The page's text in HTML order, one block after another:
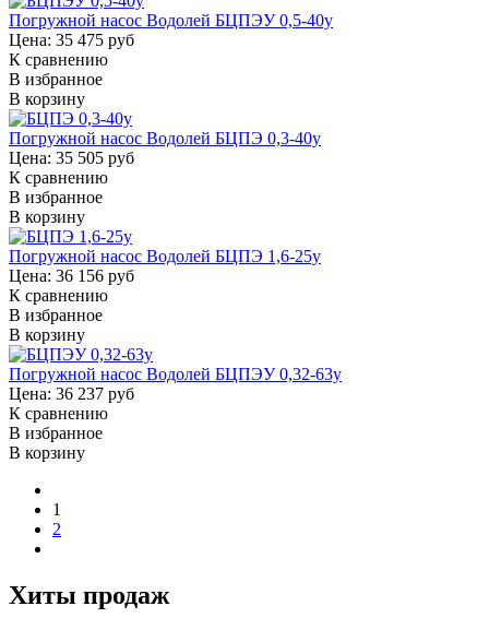
Погружной насос Водолей БЦПЭУ 0,5-40у
Цена: 35 475 руб
К сравнению
В избранное
В корзину
Погружной насос Водолей БЦПЭ 0,3-40у
Цена: 35 505 руб
К сравнению
В избранное
В корзину
Погружной насос Водолей БЦПЭ 1,6-25у
Цена: 36 156 руб
К сравнению
В избранное
В корзину
Погружной насос Водолей БЦПЭУ 0,32-63у
Цена: 36 237 руб
К сравнению
В избранное
В корзину
1
2
Хиты продаж